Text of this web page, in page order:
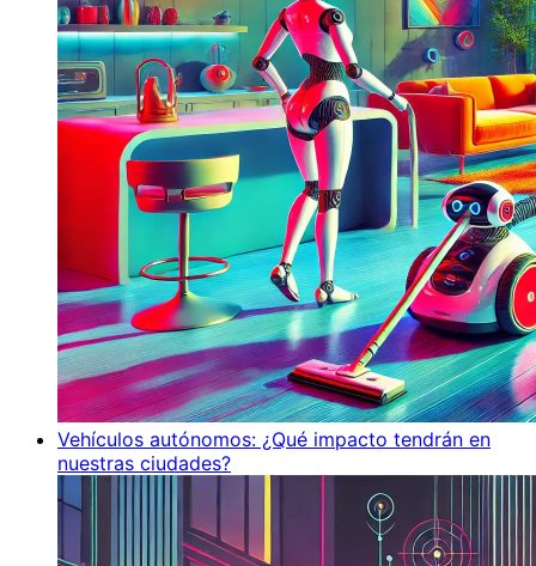
Vehículos autónomos: ¿Qué impacto tendrán en
nuestras ciudades?